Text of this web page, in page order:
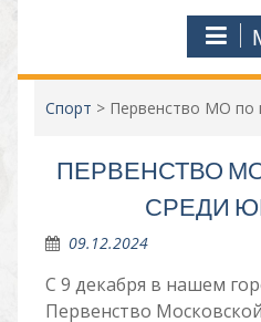
Спорт > Первенство МО по
ПЕРВЕНСТВО
СРЕДИ
09.12.2024
С 9 декабря в нашем
Первенство